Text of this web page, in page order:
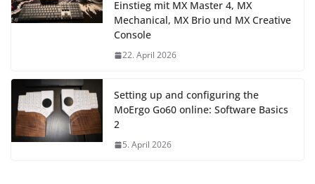
Einstieg mit MX Master 4, MX
Mechanical, MX Brio und MX Creative
Console
22. April 2026
Setting up and configuring the
MoErgo Go60 online: Software Basics
2
5. April 2026